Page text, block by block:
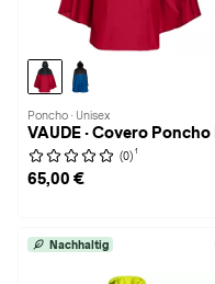
Poncho · Unisex
VAUDE · Covero Poncho II
(0) 1
65,00 €
Nachhaltig